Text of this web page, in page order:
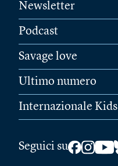
Newsletter
Podcast
Savage love
Ultimo numero
Internazionale Kids
Seguici su